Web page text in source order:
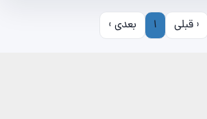
‹ قبلی 1 بعدی ›